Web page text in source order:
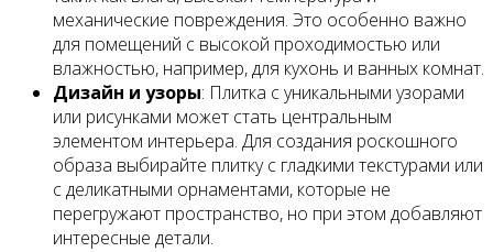
механические повреждения. Это особенно важно
для помещений с высокой проходимостью или
влажностью, например, для кухонь и ванных комнат.
Дизайн и узоры: Плитка с уникальными узорами
или рисунками может стать центральным
элементом интерьера. Для создания роскошного
образа выбирайте плитку с гладкими текстурами или
с деликатными орнаментами, которые не
перегружают пространство, но при этом добавляют
интересные детали.